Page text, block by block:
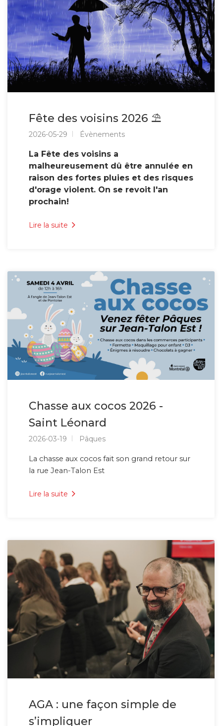
Fête des voisins 2026 ⛱️
2026-05-29 Évènements
La Fête des voisins a
malheureusement dû être annulée en
raison des fortes pluies et des risques
d'orage violent. On se revoit l'an
prochain!
Lire la suite
Chasse aux cocos 2026 -
Saint Léonard
2026-03-19 Pâques
La chasse aux cocos fait son grand retour sur
la rue Jean-Talon Est
Lire la suite
AGA : une façon simple de
s’impliquer